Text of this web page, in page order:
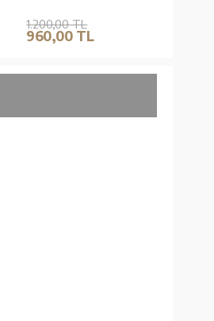
1.200,00 TL
960,00 TL